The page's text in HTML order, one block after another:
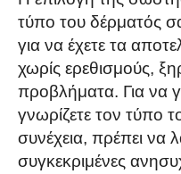
τύπο του δέρματός
για να έχετε τα
χωρίς ερεθισμούς,
προβλήματα. Για να
γνωρίζετε τον τύπο
συνέχεια, πρέπει να
συγκεκριμένες